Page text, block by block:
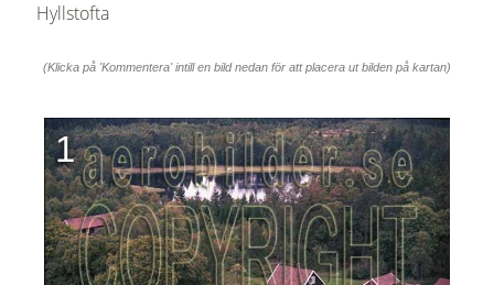
Hyllstofta
(Klicka på 'Kommentera' intill en bild nedan för att placera ut bilden på kartan)
1